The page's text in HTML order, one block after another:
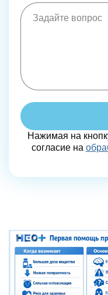
Нажимая на
согласие на